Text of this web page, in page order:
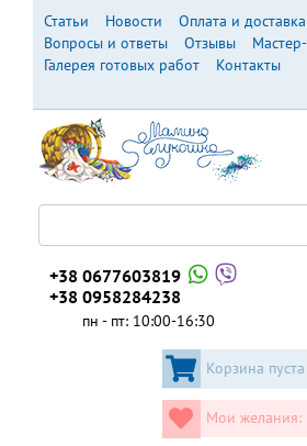
Перейти
основному
содержанию
Статьи Новости
Оплата и доставка
Вопросы и ответы
Отзывы
Галерея готовых работ
Контакты
+38 0677603819
+38 0958284238
пн - пт: 10:00-16:30
Корзина пуста
Мои желания: